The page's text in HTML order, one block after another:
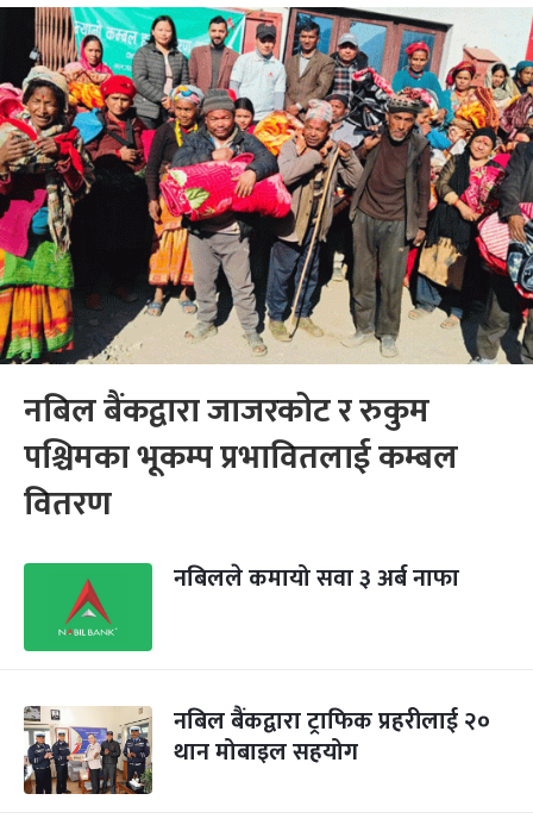
नबिल बैंकद्वारा जाजरकोट र रुकुम
पश्चिमका भूकम्प प्रभावितलाई कम्बल
वितरण
नबिलले कमायो सवा ३ अर्ब नाफा
नबिल बैंकद्वारा ट्राफिक प्रहरीलाई २०
थान मोबाइल सहयोग